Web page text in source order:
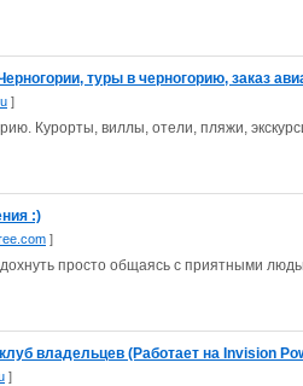
туры в черногорию, заказ
]
Курорты, виллы, отели, пляжи,
:)
]
просто общаясь с приятными
владельцев (Работает на Invision
]